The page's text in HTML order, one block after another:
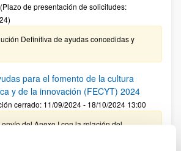
de presentación de solicitudes:
Definitiva de ayudas concedidas y
para el fomento de la cultura
y de la innovación (FECYT) 2024
cerrado: 11/09/2024 - 18/10/2024 13:00
del Anexo I con la relación del